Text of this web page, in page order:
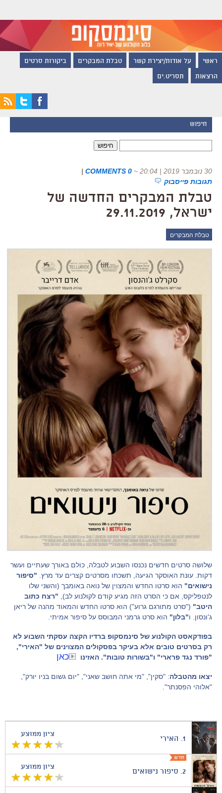
ראשי על אודות/יצירת קשר טבלת המבקרים ביקורות סרטים
הרצאות תסריט.ים
חיפוש
30 נובמבר 2019 | 20:04 ~
0 COMMENTS
|
תגובות פייסבוק
טבלת המבקרים החדשה של
ישראל, 29.11.2019
טבלת המבקרים
שלושה סרטים חדשים נכנסו השבוע לטבלה, כולם באורך שעתיים ועשר
דקות. עונת האוסקר הגיעה, תשכחו מסרטים קצרים עד מרץ. "סיפור
נישואים" הוא סרטו החדש והמצוין של נואה באומבך (והשני שלו
לנטפליקס, אם כי הסרט הזה מגיע קודם לקולנוע לב), "רצח כתוב
היטב" ("סרט מתורגם גרוע") הוא סרטו החדש והמאוד מהנה של ריאן
ג'ונסון. ו"בלון" הוא סרט גרמני המבוסס על סיפור אמיתי.
בפודקאסט הקולנוע של סינמסקופ ברדיו הקצה עסקתי השבוע לא
רק בסרטים טובים אלא בעיקר בפסקולים המצוינים של "האירי",
"פורד נגד פרארי" ו"בשורות טובות". האזינו
כאן
יצאו מהטבלה: "סקין", "מי אתה חושב שאני", "יום גשום בניו יורק",
"אלוהי הפסנתר".
ציון ממוצע
1. האירי
ציון ממוצע
2. סיפור נישואים